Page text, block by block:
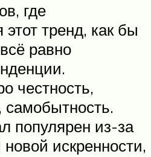
где
тренд, как бы
равно
честность,
самобытность.
популярен из-за
искренности,